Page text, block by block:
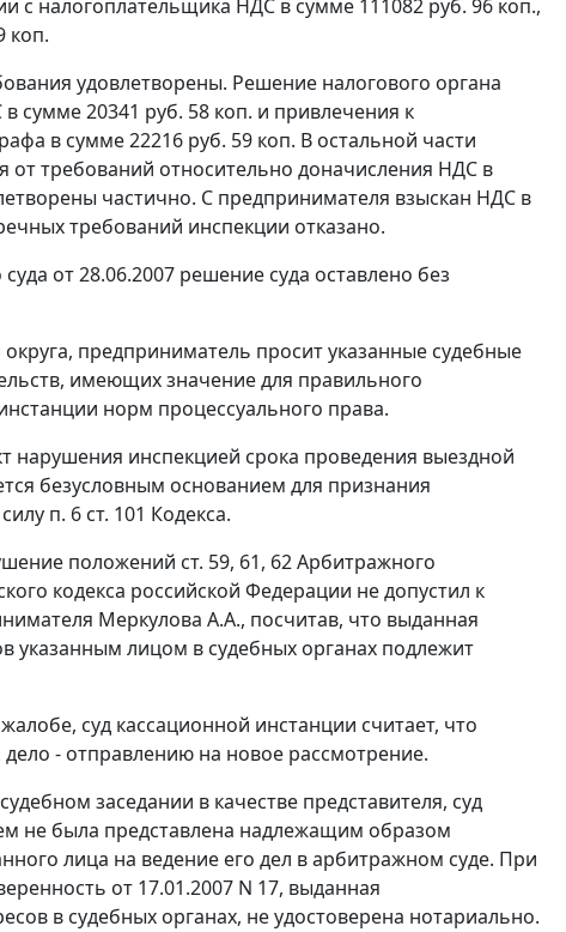
с налогоплательщика НДС в сумме 111082 руб. 96 коп.,
коп.
удовлетворены. Решение налогового органа
сумме 20341 руб. 58 коп. и привлечения к
в сумме 22216 руб. 59 коп. В остальной части
от требований относительно доначисления НДС в
частично. С предпринимателя взыскан НДС в
требований инспекции отказано.
от 28.06.2007 решение суда оставлено без
предприниматель просит указанные судебные
имеющих значение для правильного
норм процессуального права.
инспекцией срока проведения выездной
безусловным основанием для признания
п. 6 ст. 101 Кодекса.
положений ст. 59, 61, 62Арбитражного
кодекса российской Федерации не допустил к
Меркулова А.А., посчитав, что выданная
указанным лицом в судебных органах подлежит
суд кассационной инстанции считает, что
- отправлению на новое рассмотрение.
заседании в качестве представителя, суд
не была представлена надлежащим образом
лица на ведение его дел в арбитражном суде. При
от 17.01.2007 N 17, выданная
в судебных органах, не удостоверена нотариально.